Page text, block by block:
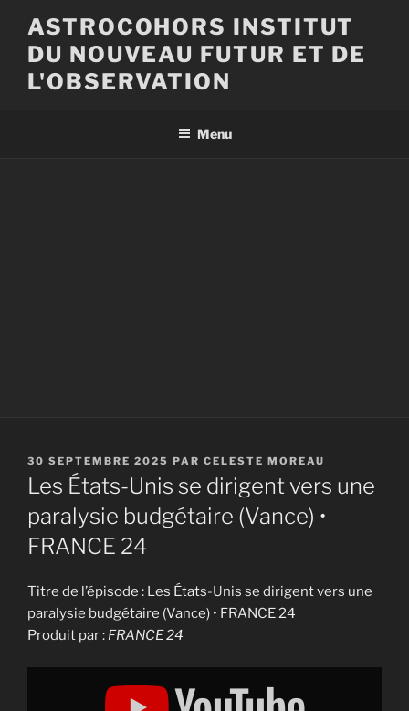
contenu
principal
ASTROCOHORS INSTITUT
DU NOUVEAU FUTUR ET DE
L'OBSERVATION
Menu
PUBLIÉ
LE
30 SEPTEMBRE 2025 PAR CELESTE MOREAU
Les États-Unis se dirigent vers une
paralysie budgétaire (Vance) •
FRANCE 24
Titre de l’épisode : Les États-Unis se dirigent vers une
paralysie budgétaire (Vance) • FRANCE 24
Produit par : FRANCE 24
Display